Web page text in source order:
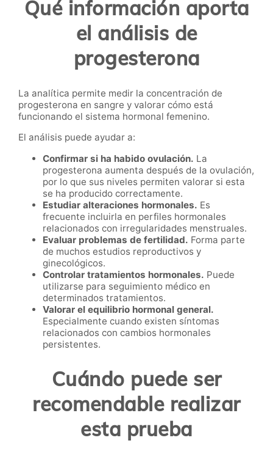
Qué información aporta
el análisis de
progesterona
La analítica permite medir la concentración de
progesterona en sangre y valorar cómo está
funcionando el sistema hormonal femenino.
El análisis puede ayudar a:
Confirmar si ha habido ovulación. La
progesterona aumenta después de la ovulación,
por lo que sus niveles permiten valorar si esta
se ha producido correctamente.
Estudiar alteraciones hormonales. Es
frecuente incluirla en perfiles hormonales
relacionados con irregularidades menstruales.
Evaluar problemas de fertilidad. Forma parte
de muchos estudios reproductivos y
ginecológicos.
Controlar tratamientos hormonales. Puede
utilizarse para seguimiento médico en
determinados tratamientos.
Valorar el equilibrio hormonal general.
Especialmente cuando existen síntomas
relacionados con cambios hormonales
persistentes.
Cuándo puede ser
recomendable realizar
esta prueba